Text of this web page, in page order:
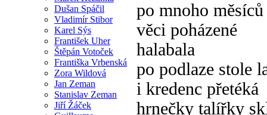
Dušan Spáčil
Vladimír Stibor
Karel Sýs
František Uher
Štěpán Votoček
Františka Vrbenská
Zora Wildová
Jan Zeman
Stanislav Zeman
Jiří Žáček
po mnoho měsíců
věci poházené
halabala
po podlaze stole
i kredenc přetéká
hrnečky talířky